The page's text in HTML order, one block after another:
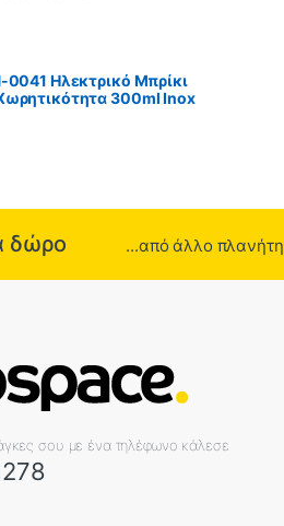
0041 Ηλεκτρικό Μπρίκι
300ml Inox
δώρο ...από άλλο πλανήτη
σου με ένα τηλέφωνο κάλεσε